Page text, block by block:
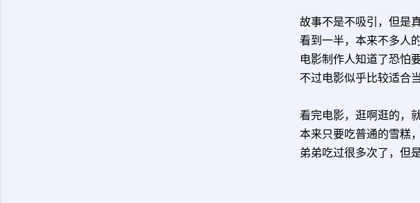
故事不是不吸引，但是
看到一半，本来不多人
电影制作人知道了恐怕
不过电影似乎比较适合
看完电影，逛啊逛的，
本来只要吃普通的雪糕
弟弟吃过很多次了，但